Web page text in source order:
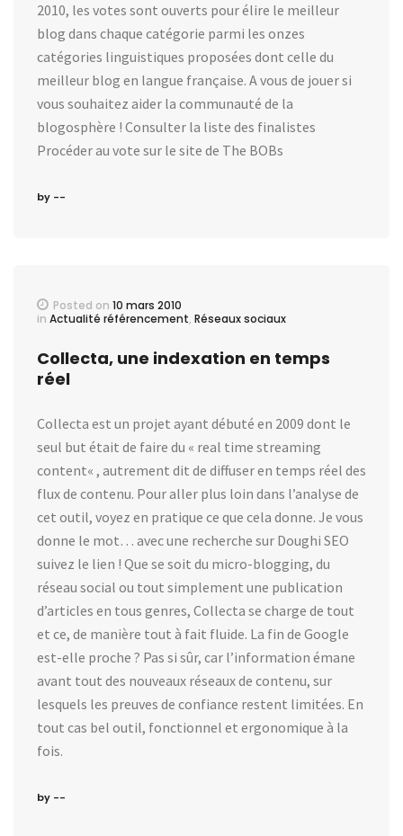
2010, les votes sont ouverts pour élire le meilleur
blog dans chaque catégorie parmi les onzes
catégories linguistiques proposées dont celle du
meilleur blog en langue française. A vous de jouer si
vous souhaitez aider la communauté de la
blogosphère ! Consulter la liste des finalistes
Procéder au vote sur le site de The BOBs
by --
Posted on 10 mars 2010
in Actualité référencement, Réseaux sociaux
Collecta, une indexation en temps
réel
Collecta est un projet ayant débuté en 2009 dont le
seul but était de faire du « real time streaming
content« , autrement dit de diffuser en temps réel des
flux de contenu. Pour aller plus loin dans l’analyse de
cet outil, voyez en pratique ce que cela donne. Je vous
donne le mot… avec une recherche sur Doughi SEO
suivez le lien ! Que se soit du micro-blogging, du
réseau social ou tout simplement une publication
d’articles en tous genres, Collecta se charge de tout
et ce, de manière tout à fait fluide. La fin de Google
est-elle proche ? Pas si sûr, car l’information émane
avant tout des nouveaux réseaux de contenu, sur
lesquels les preuves de confiance restent limitées. En
tout cas bel outil, fonctionnel et ergonomique à la
fois.
by --